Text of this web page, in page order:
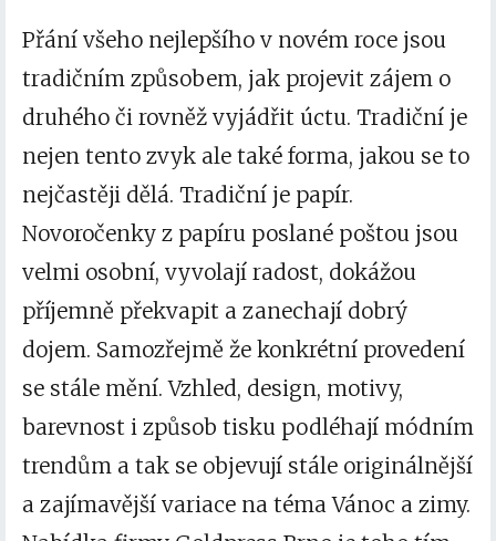
Přání všeho nejlepšího v novém roce jsou
tradičním způsobem, jak projevit zájem o
druhého či rovněž vyjádřit úctu. Tradiční je
nejen tento zvyk ale také forma, jakou se to
nejčastěji dělá. Tradiční je papír.
Novoročenky z papíru poslané poštou jsou
velmi osobní, vyvolají radost, dokážou
příjemně překvapit a zanechají dobrý
dojem. Samozřejmě že konkrétní provedení
se stále mění. Vzhled, design, motivy,
barevnost i způsob tisku podléhají módním
trendům a tak se objevují stále originálnější
a zajímavější variace na téma Vánoc a zimy.